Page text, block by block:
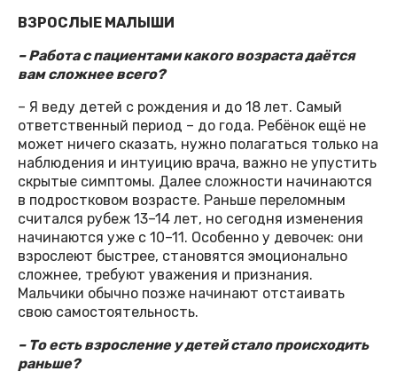
ВЗРОСЛЫЕ МАЛЫШИ
– Работа с пациентами какого возраста даётся
вам сложнее всего?
– Я веду детей с рождения и до 18 лет. Самый
ответственный период – до года. Ребёнок ещё не
может ничего сказать, нужно полагаться только на
наблюдения и интуицию врача, важно не упустить
скрытые симптомы. Далее сложности начинаются
в подростковом возрасте. Раньше переломным
считался рубеж 13–14 лет, но сегодня изменения
начинаются уже с 10–11. Особенно у девочек: они
взрослеют быстрее, становятся эмоционально
сложнее, требуют уважения и признания.
Мальчики обычно позже начинают отстаивать
свою самостоятельность.
– То есть взросление у детей стало происходить
раньше?